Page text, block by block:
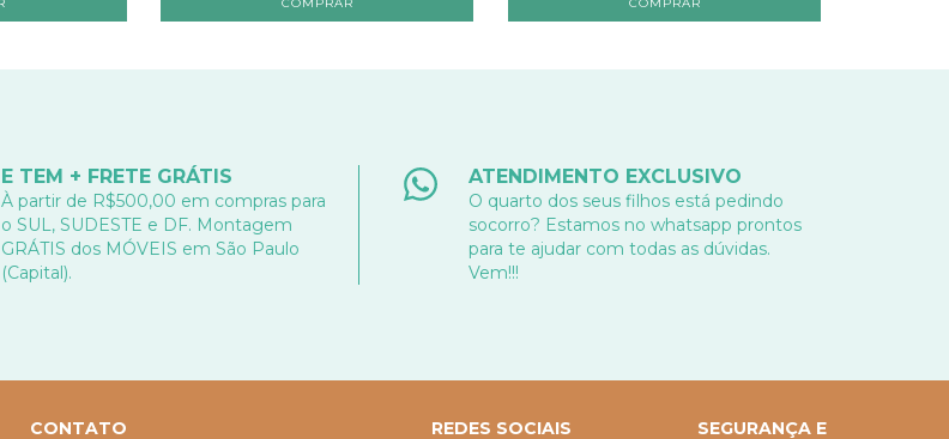
COMPRAR COMPRAR
E TEM + FRETE GRÁTIS
À partir de R$500,00 em compras para
o SUL, SUDESTE e DF. Montagem
GRÁTIS dos MÓVEIS em São Paulo
(Capital).
ATENDIMENTO EXCLUSIVO
O quarto dos seus filhos está pedindo
socorro? Estamos no whatsapp prontos
para te ajudar com todas as dúvidas.
Vem!!!
CONTATO REDES SOCIAIS SEGURANÇA E